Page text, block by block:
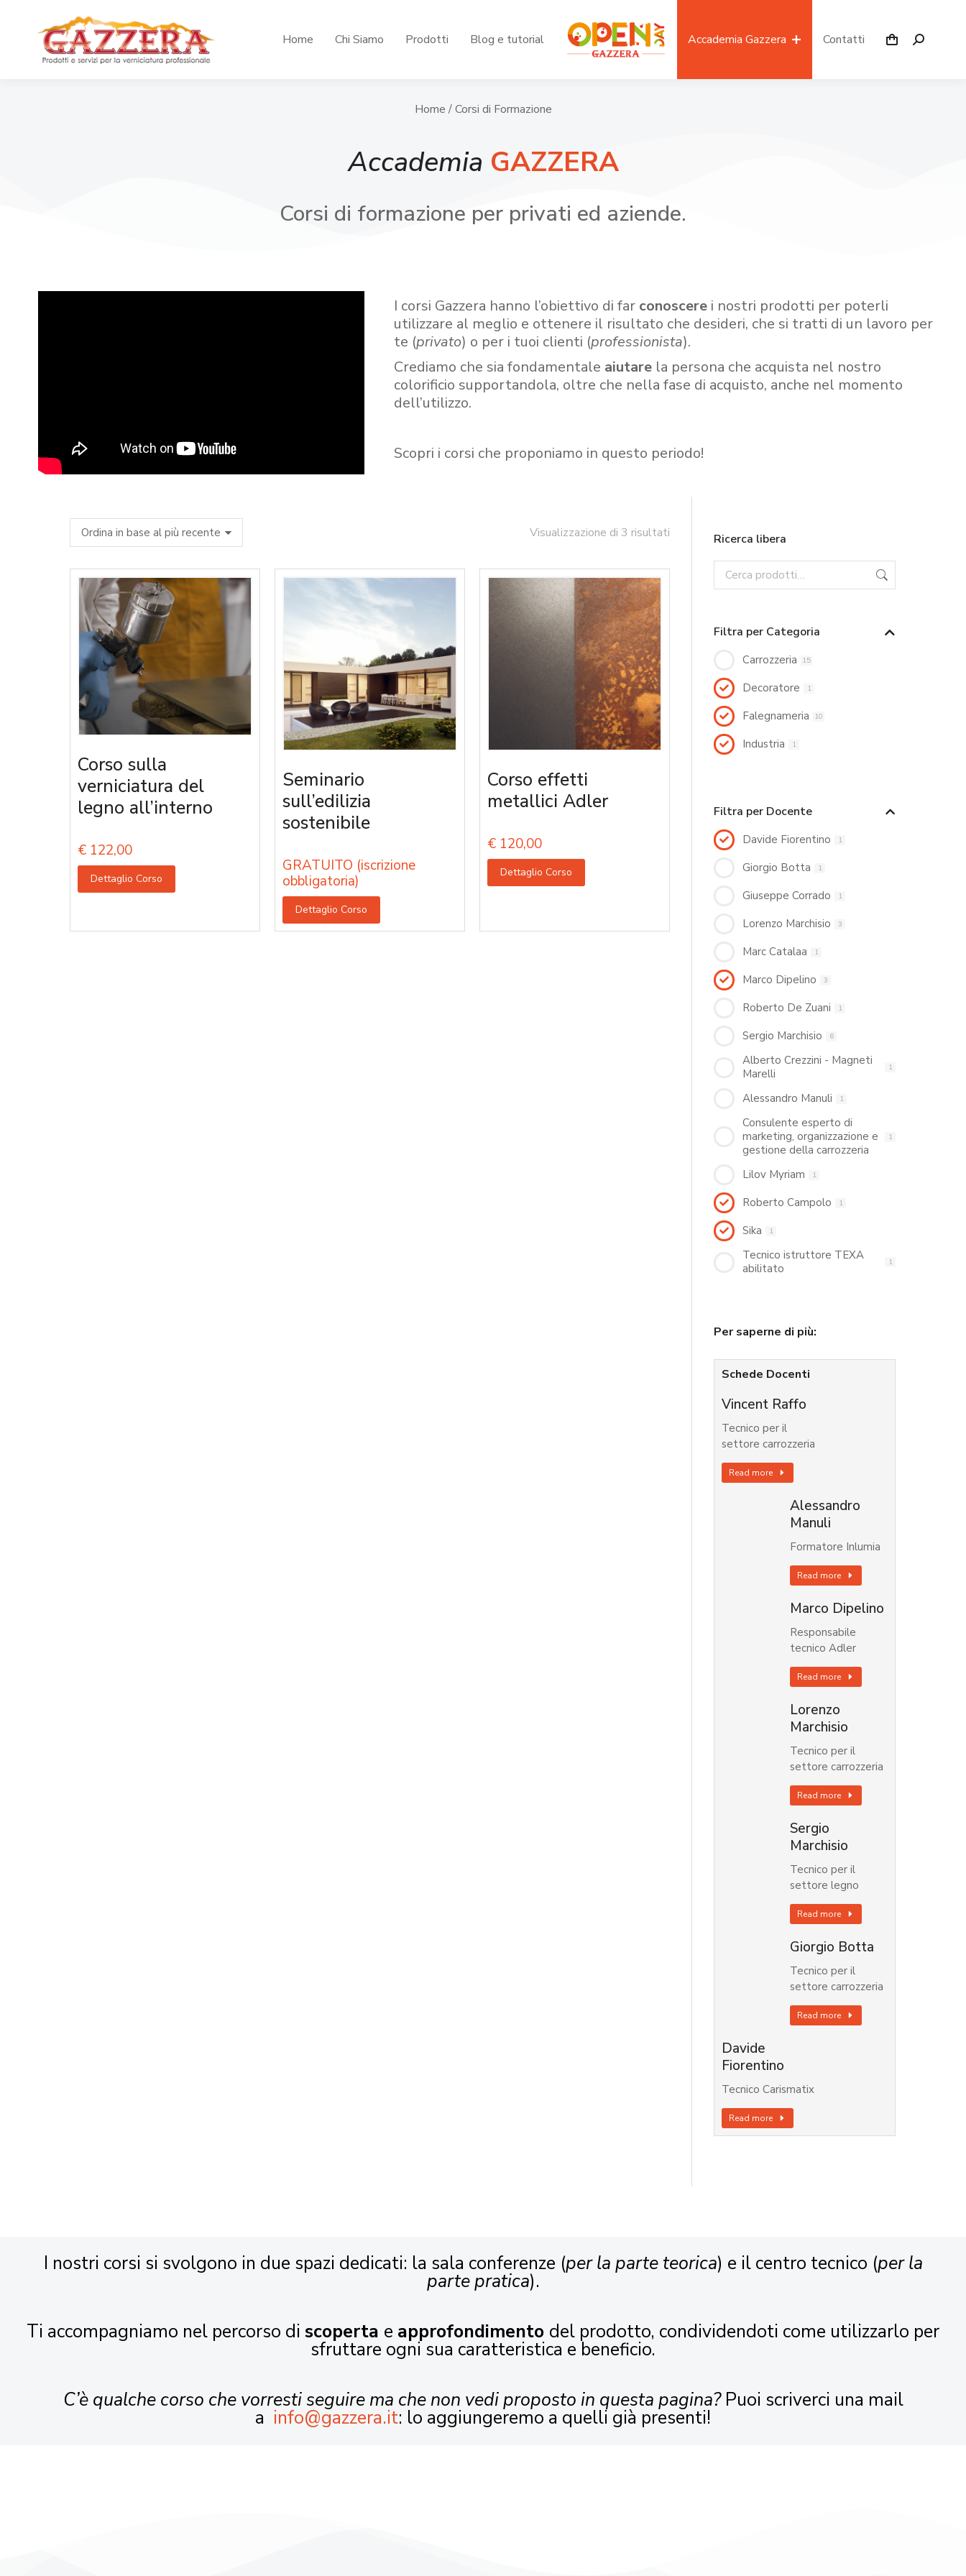
Home Chi Siamo Prodotti Blog e tutorial Accademia Gazzera Contatti
Home / Corsi di Formazione
Accademia GAZZERA
Corsi di formazione per privati ed aziende.
I corsi Gazzera hanno l’obiettivo di far conoscerei nostri prodotti per poterli
utilizzare al meglio e ottenere il risultato che desideri, che si tratti di un lavoro per
te (privato) o per i tuoi clienti (professionista).
Crediamo che sia fondamentale aiutare la persona che acquista nel nostro
colorificio supportandola, oltre che nella fase di acquisto, anche nel momento
dell’utilizzo.
Scopri i corsi che proponiamo in questo periodo!
Visualizzazione di 3 risultati
Corso sulla
verniciatura del
legno all’interno
€ 122,00
Dettaglio Corso
Seminario
sull’edilizia
sostenibile
GRATUITO (iscrizione
obbligatoria)
Dettaglio Corso
Corso effetti
metallici Adler
€ 120,00
Dettaglio Corso
Ricerca libera
Filtra per Categoria
Carrozzeria 15
Decoratore 1
Falegnameria 10
Industria 1
Filtra per Docente
Davide Fiorentino 1
Giorgio Botta 1
Giuseppe Corrado 1
Lorenzo Marchisio 3
Marc Catalaa 1
Marco Dipelino 3
Roberto De Zuani 1
Sergio Marchisio 6
Alberto Crezzini - Magneti
Marelli
1
Alessandro Manuli 1
Consulente esperto di
marketing, organizzazione e
gestione della carrozzeria
1
Lilov Myriam 1
Roberto Campolo 1
Sika 1
Tecnico istruttore TEXA
abilitato
1
Per saperne di più:
Schede Docenti
Vincent Raffo
Tecnico per il
settore carrozzeria
Read more
Alessandro
Manuli
Formatore Inlumia
Read more
Marco Dipelino
Responsabile
tecnico Adler
Read more
Lorenzo
Marchisio
Tecnico per il
settore carrozzeria
Read more
Sergio
Marchisio
Tecnico per il
settore legno
Read more
Giorgio Botta
Tecnico per il
settore carrozzeria
Read more
Davide
Fiorentino
Tecnico Carismatix
Read more
I nostri corsi si svolgono in due spazi dedicati: la sala conferenze (per la parte teorica) e il centro tecnico (per la
parte pratica).
Ti accompagniamo nel percorso di scoperta e approfondimento del prodotto, condividendoti come utilizzarlo per
sfruttare ogni sua caratteristica e beneficio.
C’è qualche corso che vorresti seguire ma che non vedi proposto in questa pagina?Puoi scriverci una mail
a info@gazzera.it: lo aggiungeremo a quelli già presenti!